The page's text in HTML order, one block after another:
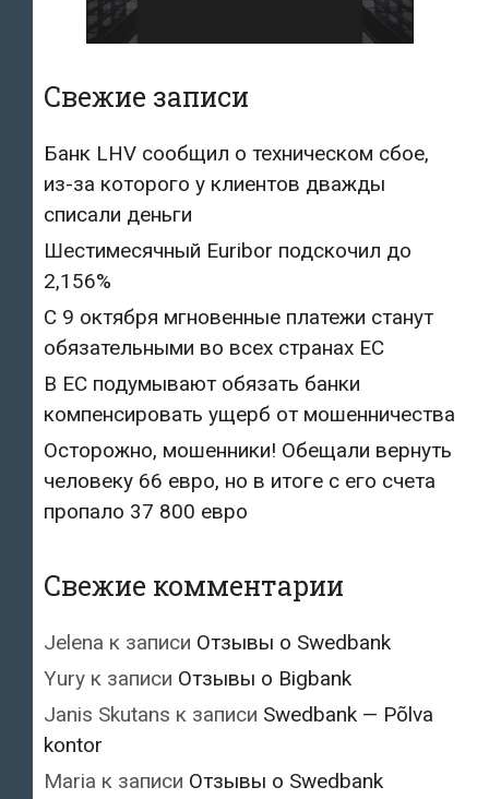
Свежие записи
Банк LHV сообщил о техническом сбое,
из-за которого у клиентов дважды
списали деньги
Шестимесячный Euribor подскочил до
2,156%
С 9 октября мгновенные платежи станут
обязательными во всех странах ЕС
В ЕС подумывают обязать банки
компенсировать ущерб от мошенничества
Осторожно, мошенники! Обещали вернуть
человеку 66 евро, но в итоге с его счета
пропало 37 800 евро
Свежие комментарии
Jelena к записи Отзывы о Swedbank
Yury к записи Отзывы о Bigbank
Janis Skutans к записи Swedbank — Põlva
kontor
Maria к записи Отзывы о Swedbank